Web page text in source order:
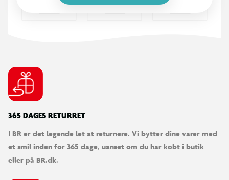
365 DAGES RETURRET
I BR er det legende let at returnere. Vi bytter dine varer med
et smil inden for 365 dage, uanset om du har købt i butik
eller på BR.dk.